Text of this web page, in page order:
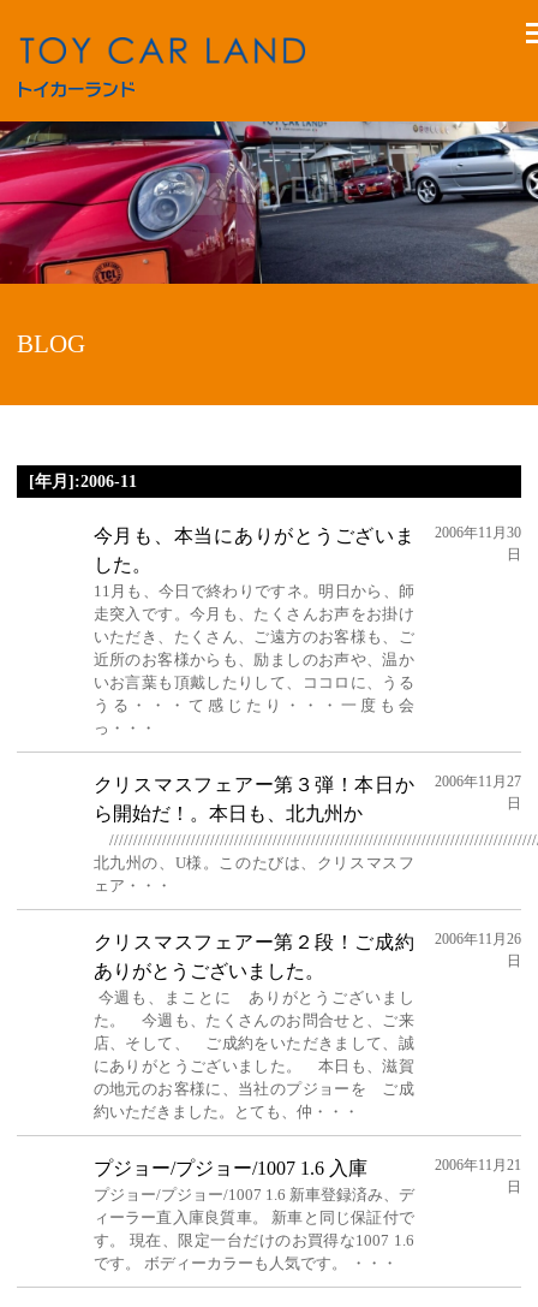
BLOG
[年月]:2006-11
今月も、本当にありがとうございま
した。
11月も、今日で終わりですネ。明日から、師
走突入です。今月も、たくさんお声をお掛け
いただき、たくさん、ご遠方のお客様も、ご
近所のお客様からも、励ましのお声や、温か
いお言葉も頂戴したりして、ココロに、うる
うる・・・て感じたり・・・一度も会
っ・・・
2006年11月30
日
クリスマスフェアー第３弾！本日か
ら開始だ！。本日も、北九州か
北九州の、U様。このたびは、クリスマスフ
ェア・・・
2006年11月27
日
クリスマスフェアー第２段！ご成約
ありがとうございました。
今週も、まことに ありがとうございまし
た。 今週も、たくさんのお問合せと、ご来
店、そして、 ご成約をいただきまして、誠
にありがとうございました。 本日も、滋賀
の地元のお客様に、当社のプジョーを ご成
約いただきました。とても、仲・・・
2006年11月26
日
プジョー/プジョー/1007 1.6 入庫
プジョー/プジョー/1007 1.6 新車登録済み、デ
ィーラー直入庫良質車。 新車と同じ保証付で
す。 現在、限定一台だけのお買得な1007 1.6
です。 ボディーカラーも人気です。 ・・・
2006年11月21
日